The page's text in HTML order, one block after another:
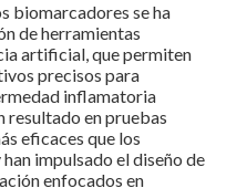
biomarcadores se ha
de herramientas
artificial, que permiten
precisos para
inflamatoria
resultado en pruebas
eficaces que los
impulsado el diseño de
enfocados en